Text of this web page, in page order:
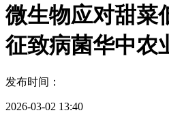
微生物应对甜菜
征致病菌华中农
发布时间：
2026-03-02 13:40